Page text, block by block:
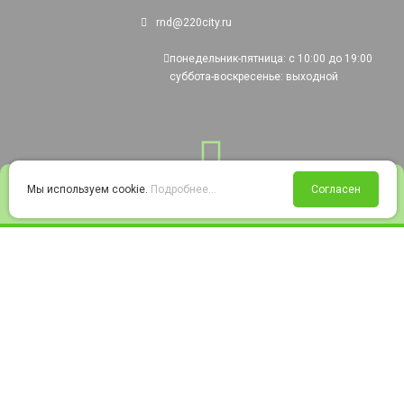
Войти Избранное Корзина
rnd@220city.ru
понедельник-пятница: с 10:00 до 19:00
суббота-воскресенье: выходной
Мы используем cookie. Подробнее... Согласен